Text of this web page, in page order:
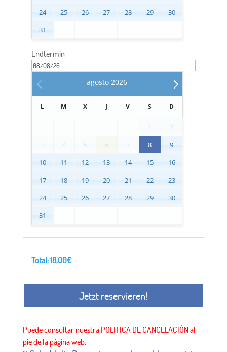
24
25 26 27 28 29
30
31
Endtermin
agosto 2026
L M X J V S D
1
2
3
4 5 6 7 8
9
10
11 12 13 14 15
16
17
18 19 20 21 22
23
24
25 26 27 28 29
30
31
Total:18,00€
Jetzt reservieren!